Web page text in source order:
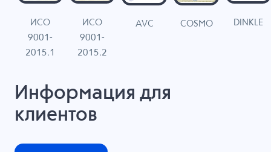
ИСО
9001-
2015.1
ИСО
9001-
2015.2
AVC COSMO DINKLE
Информация для
клиентов